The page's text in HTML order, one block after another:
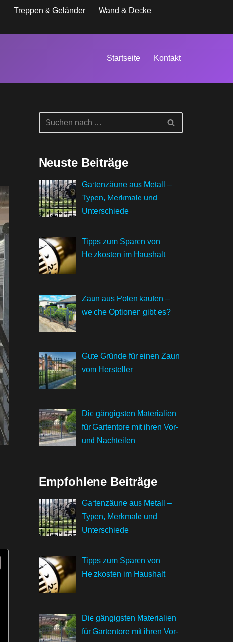
Treppen & Geländer
Wand & Decke
Startseite Kontakt
Neuste Beiträge
Gartenzäune aus Metall –
Typen, Merkmale und
Unterschiede
Tipps zum Sparen von
Heizkosten im Haushalt
Zaun aus Polen kaufen –
welche Optionen gibt es?
Gute Gründe für einen Zaun
vom Hersteller
Die gängigsten Materialien
für Gartentore mit ihren Vor-
und Nachteilen
Empfohlene Beiträge
Gartenzäune aus Metall –
Typen, Merkmale und
Unterschiede
Tipps zum Sparen von
Heizkosten im Haushalt
Die gängigsten Materialien
für Gartentore mit ihren Vor-